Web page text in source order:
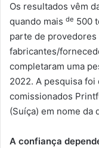
Os resultados vêm
quando mais de 500
parte de
fabricantes/
completaram uma
2022. A pesquisa
comissionados
(Suíça) em nome da
A confiança